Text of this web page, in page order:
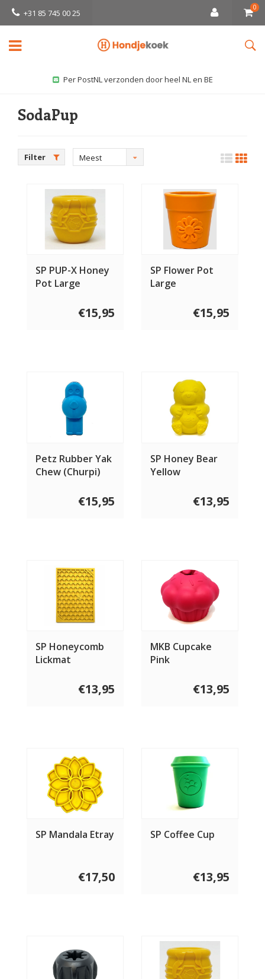
+31 85 745 00 25
0
Per PostNL verzonden door heel NL en BE
SodaPup
Filter
Meest
SP PUP-X Honey
Pot Large
€15,95
SP Flower Pot
Large
€15,95
Petz Rubber Yak
Chew (Churpi)
€15,95
SP Honey Bear
Yellow
€13,95
SP Honeycomb
Lickmat
€13,95
MKB Cupcake
Pink
€13,95
SP Mandala Etray
€17,50
SP Coffee Cup
€13,95